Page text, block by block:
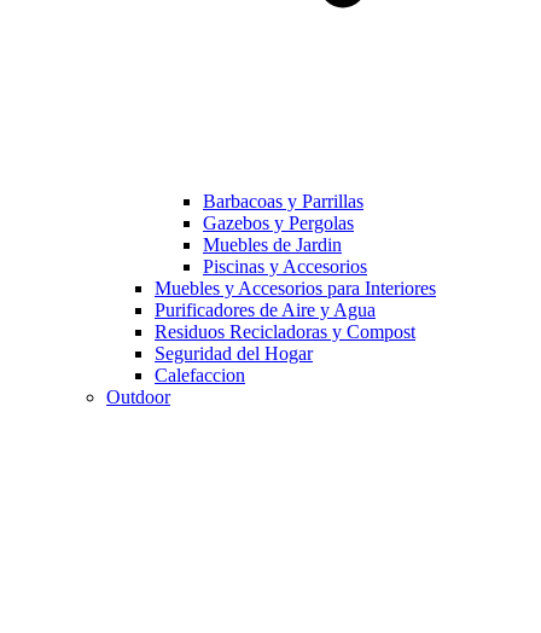
Barbacoas y Parrillas
Gazebos y Pergolas
Muebles de Jardin
Piscinas y Accesorios
Muebles y Accesorios para Interiores
Purificadores de Aire y Agua
Residuos Recicladoras y Compost
Seguridad del Hogar
Calefaccion
Outdoor